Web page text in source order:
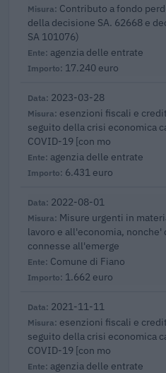
Contributo a fondo
della decisione SA. 62668 e
SA 101076)
agenzia delle entrate
17.240 euro
2023-03-28
esenzioni fiscali e
seguito della crisi economica
COVID-19 [con mo
agenzia delle entrate
6.431 euro
2022-08-01
Misure urgenti in
lavoro e all'economia,
connesse all'emerge
Comune di Fiano
1.662 euro
2021-11-11
esenzioni fiscali e
seguito della crisi economica
COVID-19 [con mo
agenzia delle entrate